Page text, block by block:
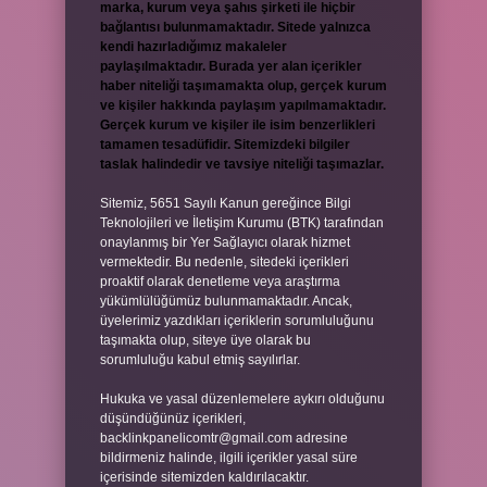
marka, kurum veya şahıs şirketi ile hiçbir
bağlantısı bulunmamaktadır. Sitede yalnızca
kendi hazırladığımız makaleler
paylaşılmaktadır. Burada yer alan içerikler
haber niteliği taşımamakta olup, gerçek kurum
ve kişiler hakkında paylaşım yapılmamaktadır.
Gerçek kurum ve kişiler ile isim benzerlikleri
tamamen tesadüfidir. Sitemizdeki bilgiler
taslak halindedir ve tavsiye niteliği taşımazlar.
Sitemiz, 5651 Sayılı Kanun gereğince Bilgi
Teknolojileri ve İletişim Kurumu (BTK) tarafından
onaylanmış bir Yer Sağlayıcı olarak hizmet
vermektedir. Bu nedenle, sitedeki içerikleri
proaktif olarak denetleme veya araştırma
yükümlülüğümüz bulunmamaktadır. Ancak,
üyelerimiz yazdıkları içeriklerin sorumluluğunu
taşımakta olup, siteye üye olarak bu
sorumluluğu kabul etmiş sayılırlar.
Hukuka ve yasal düzenlemelere aykırı olduğunu
düşündüğünüz içerikleri,
backlinkpanelicomtr@gmail.com adresine
bildirmeniz halinde, ilgili içerikler yasal süre
içerisinde sitemizden kaldırılacaktır.